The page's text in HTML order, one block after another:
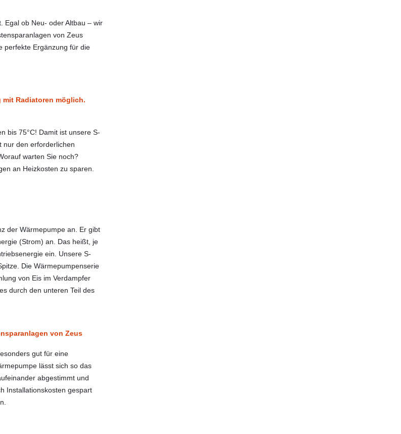
Egal ob Neu- oder Altbau – wir
von Zeus
perfekte Ergänzung für die
mit Radiatoren möglich.
bis 75°C! Damit ist unsere S-
nur den erforderlichen
warten Sie noch?
an Heizkosten zu sparen.
der Wärmepumpe an. Er gibt
(Strom) an. Das heißt, je
ein. Unsere S-
Die Wärmepumpenserie
von Eis im Verdampfer
durch den unteren Teil des
von Zeus
gut für eine
lässt sich so das
abgestimmt und
Installationskosten gespart